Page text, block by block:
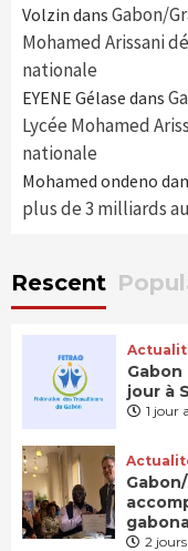
Volzin dans Gabon/
Mohamed Arissani
nationale
EYENE Gélase dans
Lycée Mohamed
nationale
Mohamed ondeno
plus de 3 milliards
Rescent
jour à
1 jour
2